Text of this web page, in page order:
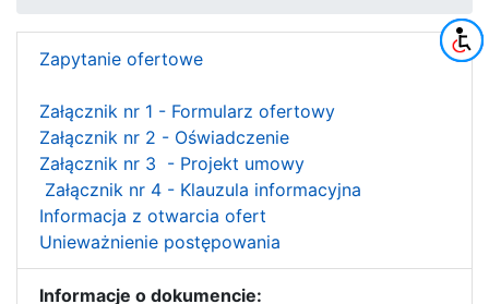
Zapytanie ofertowe
Załącznik nr 1 - Formularz ofertowy
Załącznik nr 2 - Oświadczenie
Załącznik nr 3 - Projekt umowy
Załącznik nr 4 - Klauzula informacyjna
Informacja z otwarcia ofert
Unieważnienie postępowania
Informacje o dokumencie: